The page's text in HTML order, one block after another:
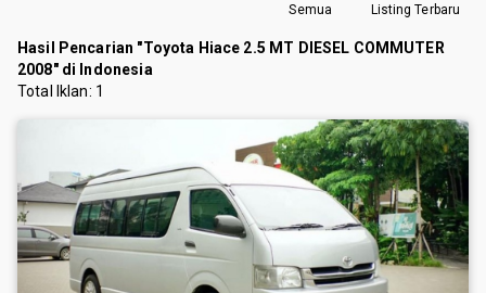
Semua Listing Terbaru
Hasil Pencarian "Toyota Hiace 2.5 MT DIESEL COMMUTER
2008" di Indonesia
Total Iklan: 1